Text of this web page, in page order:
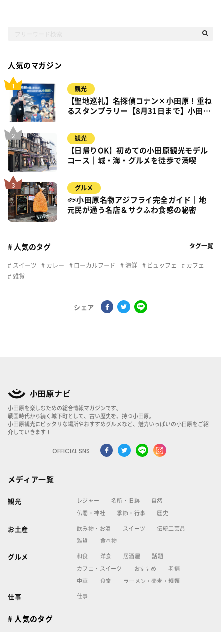
人気のマガジン
観光
【聖地巡礼】名探偵コナン×小田原！重ね
るスタンプラリー【8月31日まで】小田
観光
【日帰りOK】初めての小田原観光モデル
コース｜城・海・グルメを徒歩で満喫
グルメ
🐟小田原名物アジフライ完全ガイド｜地
元民が通う名店＆サクふわ食感の秘密
# 人気のタグ タグ一覧
スイーツ カレー ローカルフード 海鮮 ビュッフェ
カフェ
雑貨
シェア
小田原を楽しむための総合情報マガジンです。
戦国時代から続く城下町として、古い歴史を、持つ小田原。
小田原観光にピッタリな場所やおすすめグルメなど、魅力いっぱいの小田原をご紹
介していきます！
OFFICIAL SNS
メディア一覧
観光 レジャー 名所・旧跡 自然
仏閣・神社 季節・行事 歴史
お土産 飲み物・お酒 スイーツ 伝統工芸品
雑貨 食べ物
グルメ 和食 洋食 居酒屋 話題
カフェ・スイーツ おすすめ 老舗
中華 食堂 ラーメン・蕎麦・麺類
仕事 仕事
# 人気のタグ